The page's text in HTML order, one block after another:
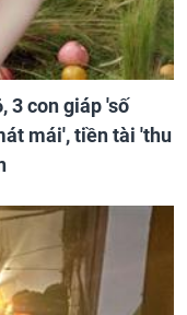
3 con giáp 'số
mái', tiền tài 'thu